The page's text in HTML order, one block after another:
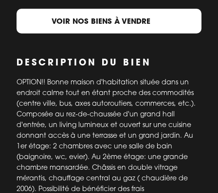
VOIR NOS BIENS À VENDRE
DESCRIPTION DU BIEN
OPTION!! Bonne maison d'habitation située dans un
endroit calme tout en étant proche des commodités
(centre ville, bus, axes autoroutiers, commerces, etc.).
Composée au rez-de-chaussée d'un grand hall
d'entrée, un living lumineux et ouvert sur une cuisine
donnant accès à une terrasse et un grand jardin. Au
1er étage: 2 chambres avec une salle de bain
(baignoire, wc, evier). Au 2ème étage: une grande
chambre mansardée. Châssis en double vitrage
mérantis, chauffage central au gaz ( chaudière de
2006). Possibilité de bénéficier des frais